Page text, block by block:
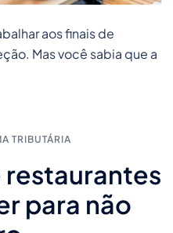
aos finais de
Mas você sabia que a
TRIBUTÁRIA
restaurantes
para não